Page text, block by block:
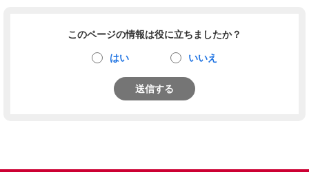
このページの情報は役に立ちましたか？
はい いいえ
送信する